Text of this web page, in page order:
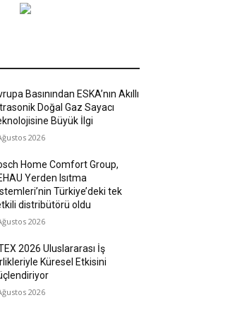
Basınından ESKA’nın Akıllı
Doğal Gaz Sayacı
Büyük İlgi
2026
Home Comfort Group,
Yerden Isıtma
Türkiye’deki tek
distribütörü oldu
2026
2026 Uluslararası İş
Küresel Etkisini
2026